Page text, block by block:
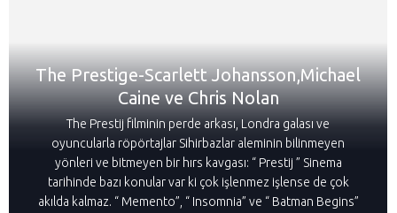
The Prestige-Scarlett Johansson,Michael
Caine ve Chris Nolan
The Prestij filminin perde arkası, Londra galası ve
oyuncularla röpörtajlar Sihirbazlar aleminin bilinmeyen
yönleri ve bitmeyen bir hırs kavgası: “ Prestij ” Sinema
tarihinde bazı konular var ki çok işlenmez işlense de çok
akılda kalmaz. “ Memento”, “ Insomnia” ve “ Batman Begins”